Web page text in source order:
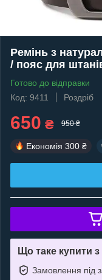
Ремінь з
/ пояс для
Готово до відправки
Код: 9411
Роздріб
650 ₴ 950 ₴
Економія 300 ₴
Що таке купити
Замовлення під